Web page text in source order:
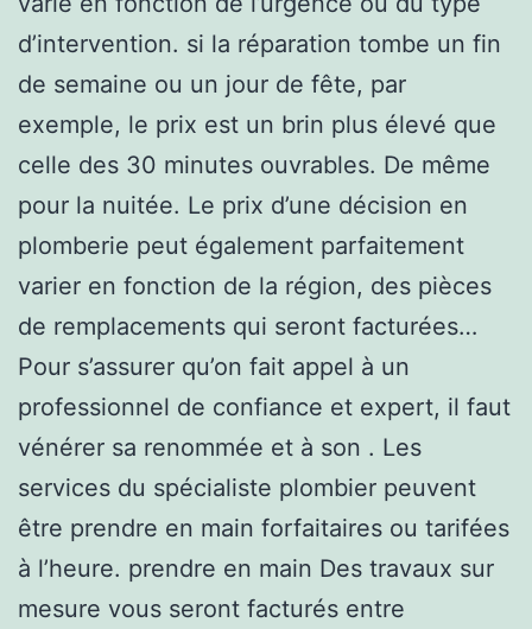
d’intervention. si la réparation tombe un fin
de semaine ou un jour de fête, par
exemple, le prix est un brin plus élevé que
celle des 30 minutes ouvrables. De même
pour la nuitée. Le prix d’une décision en
plomberie peut également parfaitement
varier en fonction de la région, des pièces
de remplacements qui seront facturées…
Pour s’assurer qu’on fait appel à un
professionnel de confiance et expert, il faut
vénérer sa renommée et à son . Les
services du spécialiste plombier peuvent
être prendre en main forfaitaires ou tarifées
à l’heure. prendre en main Des travaux sur
mesure vous seront facturés entre